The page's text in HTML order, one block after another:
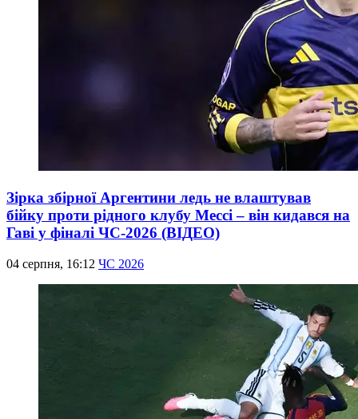
Зірка збірної Аргентини ледь не влаштував
бійку проти рідного клубу Мессі – він кидався на
Гаві у фіналі ЧС-2026 (ВІДЕО)
04 серпня, 16:12 ЧС 2026